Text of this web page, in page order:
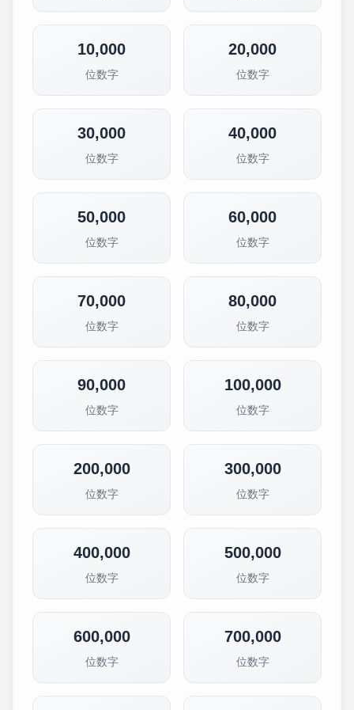
10,000
位数字
20,000
位数字
30,000
位数字
40,000
位数字
50,000
位数字
60,000
位数字
70,000
位数字
80,000
位数字
90,000
位数字
100,000
位数字
200,000
位数字
300,000
位数字
400,000
位数字
500,000
位数字
600,000
位数字
700,000
位数字